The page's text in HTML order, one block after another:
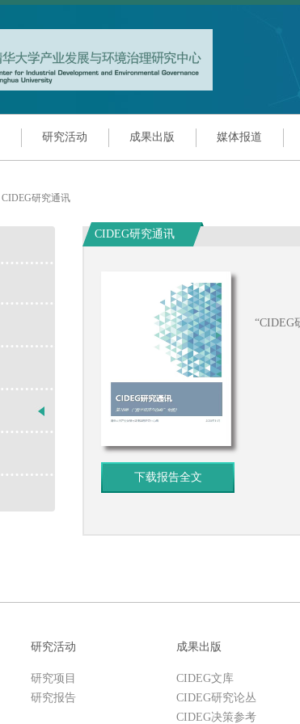
研究活动 成果出版 媒体报道
CIDEG研究通讯
CIDEG研究通讯
下载报告全文
“CIDEG
研究活动
研究项目
研究报告
成果出版
CIDEG文库
CIDEG研究论丛
CIDEG决策参考